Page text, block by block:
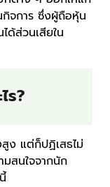
กิจการ ซึ่งผู้ถือหุ้น
ด้ส่วนเสียใน
ร?
ง แต่ก็ปฏิเสธไม่
มสนใจจากนัก